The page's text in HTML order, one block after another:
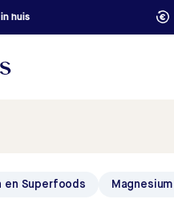
huis
en Superfoods Magnesium